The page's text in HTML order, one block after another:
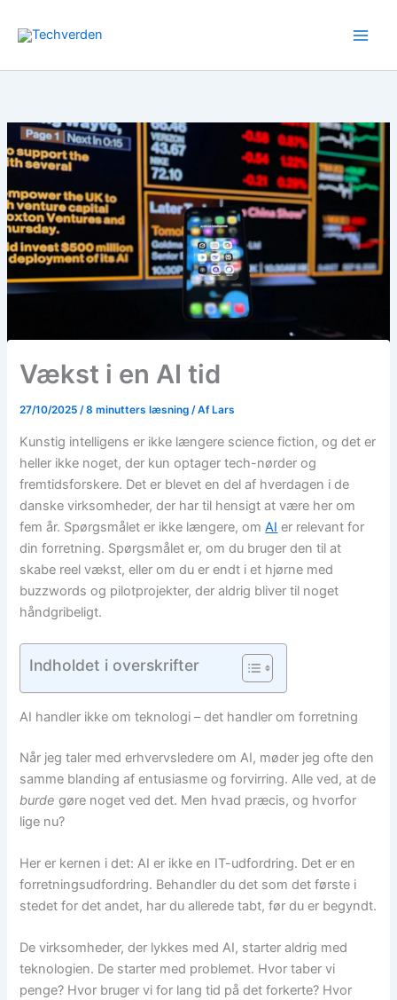
Vækst i en AI tid
27/10/2025/8 minutters læsning / Af Lars
Kunstig intelligens er ikke længere science fiction, og det er
heller ikke noget, der kun optager tech-nørder og
fremtidsforskere. Det er blevet en del af hverdagen i de
danske virksomheder, der har til hensigt at være her om
fem år. Spørgsmålet er ikke længere, omAI er relevant for
din forretning. Spørgsmålet er, om du bruger den til at
skabe reel vækst, eller om du er endt i et hjørne med
buzzwords og pilotprojekter, der aldrig bliver til noget
håndgribeligt.
Indholdet i overskrifter
AI handler ikke om teknologi – det handler om forretning
Når jeg taler med erhvervsledere om AI, møder jeg ofte den
samme blanding af entusiasme og forvirring. Alle ved, at de
burde gøre noget ved det. Men hvad præcis, og hvorfor
lige nu?
Her er kernen i det: AI er ikke en IT-udfordring. Det er en
forretningsudfordring. Behandler du det som det første i
stedet for det andet, har du allerede tabt, før du er begyndt.
De virksomheder, der lykkes med AI, starter aldrig med
teknologien. De starter med problemet. Hvor taber vi
penge? Hvor bruger vi for lang tid på det forkerte? Hvor